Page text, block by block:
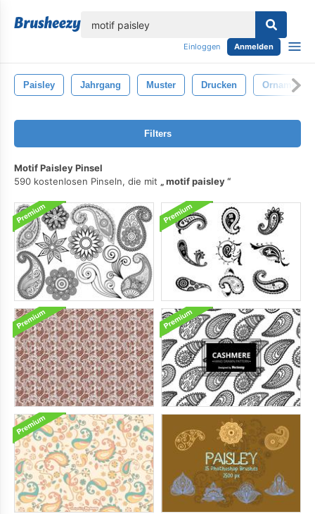
Einloggen Anmelden
Paisley Jahrgang Muster Drucken Ornament
Filters
Motif Paisley Pinsel
590 kostenlosen Pinseln, die mit
motif paisley